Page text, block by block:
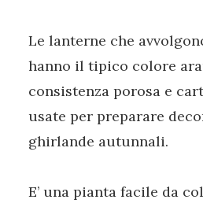
Le lanterne che
hanno il tipico colore
consistenza porosa e
usate per preparare
ghirlande autunnali.
E’ una pianta facile da